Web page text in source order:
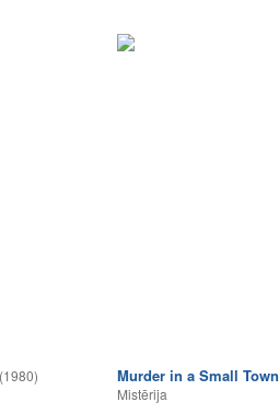
(1980)
Murder in a Small Town
Mistērija